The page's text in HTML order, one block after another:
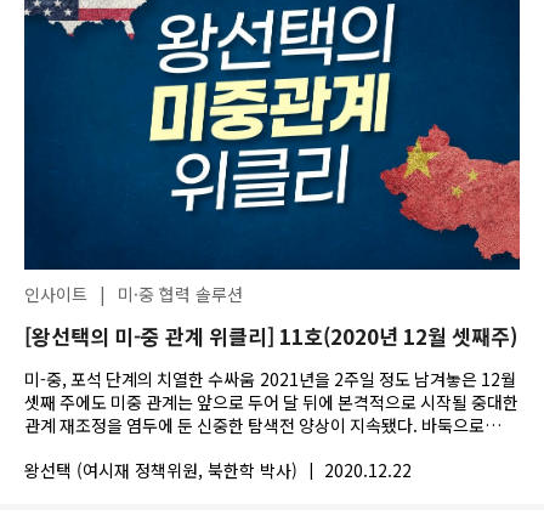
인사이트 | 미·중 협력 솔루션
[왕선택의 미-중 관계 위클리] 11호(2020년 12월 셋째주)
미-중, 포석 단계의 치열한 수싸움 2021년을 2주일 정도 남겨놓은 12월
셋째 주에도 미중 관계는 앞으로 두어 달 뒤에 본격적으로 시작될 중대한
관계 재조정을 염두에 둔 신중한 탐색전 양상이 지속됐다. 바둑으로
왕선택 (여시재 정책위원, 북한학 박사) | 2020.12.22